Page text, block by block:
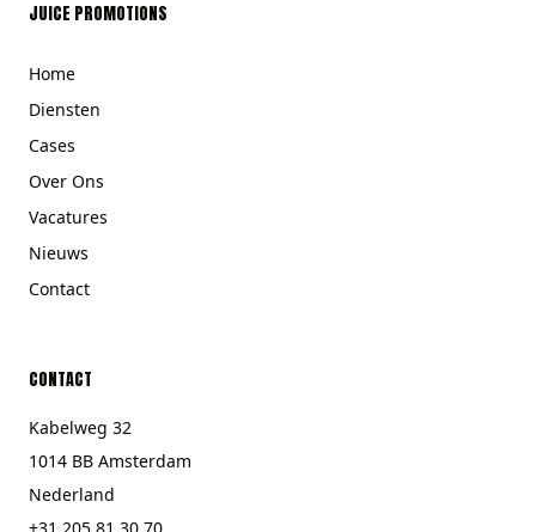
JUICE PROMOTIONS
Home
Diensten
Cases
Over Ons
Vacatures
Nieuws
Contact
CONTACT
Kabelweg 32
1014 BB Amsterdam
Nederland